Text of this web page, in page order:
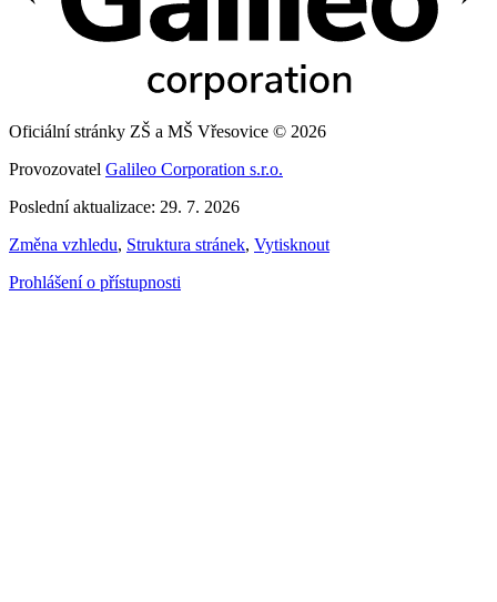
Oficiální stránky ZŠ a MŠ Vřesovice © 2026
Provozovatel Galileo Corporation s.r.o.
Poslední aktualizace: 29. 7. 2026
Změna vzhledu, Struktura stránek, Vytisknout
Prohlášení o přístupnosti